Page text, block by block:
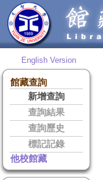
English Version
館藏查詢
新增查詢
查詢結果
查詢歷史
標記記錄
他校館藏